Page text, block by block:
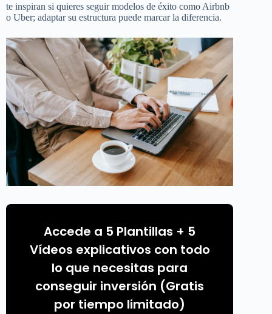
te inspiran si quieres seguir modelos de éxito como Airbnb
o Uber; adaptar su estructura puede marcar la diferencia.
Accede a 5 Plantillas + 5
Vídeos explicativos con todo
lo que necesitas para
conseguir inversión (Gratis
por tiempo limitado)